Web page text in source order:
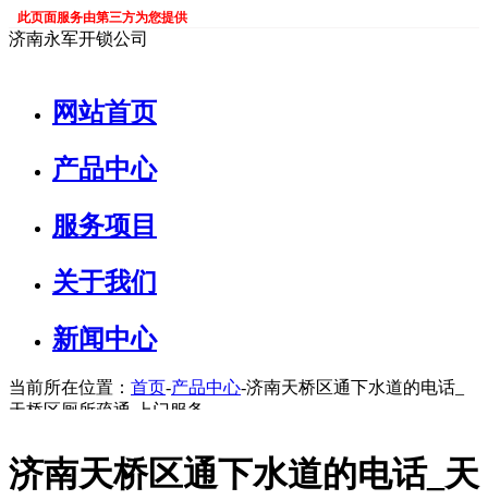
此页面服务由第三方为您提供
济南永军开锁公司
网站首页
产品中心
服务项目
关于我们
新闻中心
当前所在位置： 首页-产品中心-济南天桥区通下水道的电话_
天桥区厕所疏通 上门服务
济南天桥区通下水道的电话_天